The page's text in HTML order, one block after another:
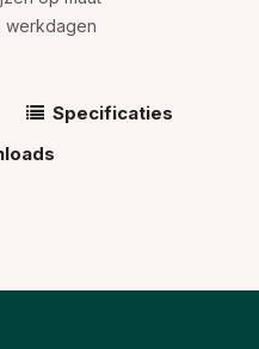
werkdagen
Specificaties